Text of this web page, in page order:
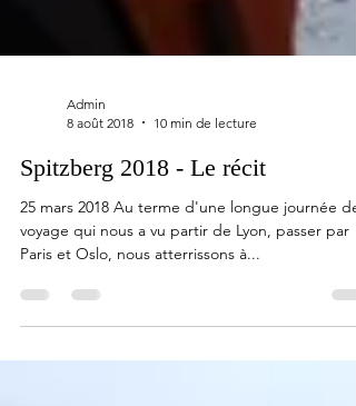
8 août 2018
10 min de lecture
Spitzberg 2018 - Le récit
25 mars 2018 Au terme d'une longue journée de
Paris et Oslo, nous atterrissons à...